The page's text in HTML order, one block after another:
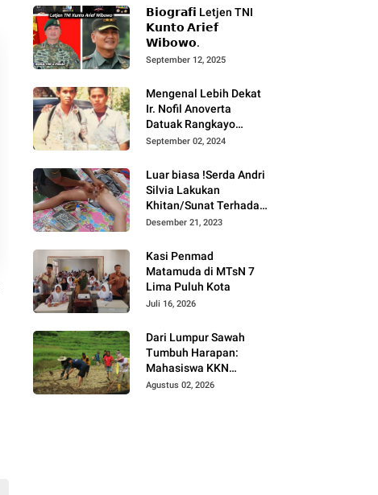
DAN PELAYANAN
MASYARAKAT.
𝗕𝗶𝗼𝗴𝗿𝗮𝗳𝗶 Letjen TNI
𝗞𝘂𝗻𝘁𝗼 𝗔𝗿𝗶𝗲𝗳
𝗪𝗶𝗯𝗼𝘄𝗼.
September 12, 2025
Mengenal Lebih Dekat
Ir. Nofil Anoverta
Datuak Rangkayo
Batuah Cawako
September 02, 2024
Luar biasa !Serda Andri
Silvia Lakukan
Khitan/Sunat Terhadap
Anak Warga Binaannya
Desember 21, 2023
Kasi Penmad
Matamuda di MTsN 7
Lima Puluh Kota
Juli 16, 2026
Dari Lumpur Sawah
Tumbuh Harapan:
Mahasiswa KKN
Universitas Andalas
Agustus 02, 2026